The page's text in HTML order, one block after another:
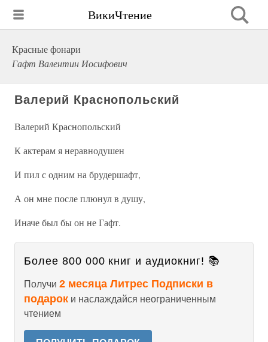
ВикиЧтение
Красные фонари
Гафт Валентин Иосифович
Валерий Краснопольский
Валерий Краснопольский
К актерам я неравнодушен
И пил с одним на брудершафт,
А он мне после плюнул в душу,
Иначе был бы он не Гафт.
Более 800 000 книг и аудиокниг! 📚
Получи 2 месяца Литрес Подписки в
подарок и наслаждайся неограниченным
чтением